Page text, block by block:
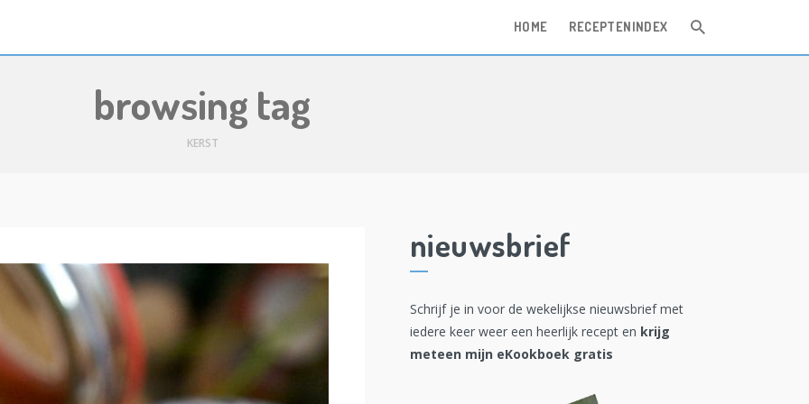
HOME RECEPTENINDEX
browsing tag
KERST
nieuwsbrief
Schrijf je in voor de wekelijkse nieuwsbrief met
iedere keer weer een heerlijk recept en krijg
meteen mijn eKookboek gratis